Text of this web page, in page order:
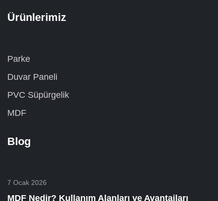
Ürünlerimiz
Parke
Duvar Paneli
PVC Süpürgelik
MDF
Blog
7 Ocak 2026
MDF Nedir? Kullanım Alanları ve Avantajları